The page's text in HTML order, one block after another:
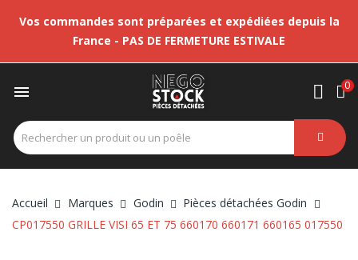
Vos commandes sont préparées et expédiées depuis la
France - PAS DE FERMETURE ESTIVALE
 0
Accueil Marques Godin
Pièces détachées Godin
CP017550 GRILLE VISI 65 ET 75 660170 660171 660165 017550